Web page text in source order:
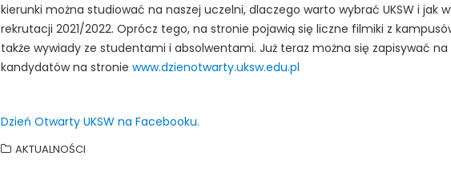
kierunki można studiować na naszej uczelni, dlaczego warto wybrać UKSW i jak
rekrutacji 2021/2022. Oprócz tego, na stronie pojawią się liczne filmiki z
także wywiady ze studentami i absolwentami. Już teraz można się zapisywać
kandydatów na stronie www.dzienotwarty.uksw.edu.pl
Dzień Otwarty UKSW na Facebooku.
AKTUALNOŚCI